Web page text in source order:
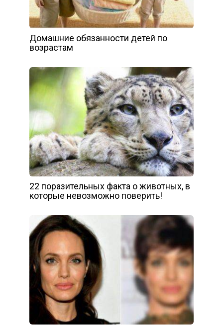
Домашние обязанности детей по
возрастам
22 поразительных факта о животных, в
которые невозможно поверить!